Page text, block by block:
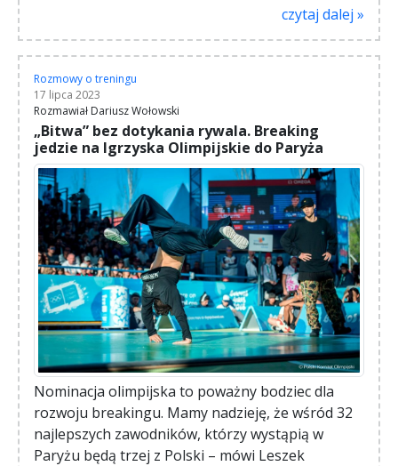
czytaj dalej »
Rozmowy o treningu
17 lipca 2023
Rozmawiał Dariusz Wołowski
„Bitwa” bez dotykania rywala. Breaking
jedzie na Igrzyska Olimpijskie do Paryża
Nominacja olimpijska to poważny bodziec dla
rozwoju breakingu. Mamy nadzieję, że wśród 32
najlepszych zawodników, którzy wystąpią w
Paryżu będą trzej z Polski – mówi Leszek